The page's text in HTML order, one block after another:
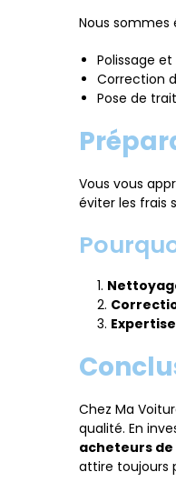
Nous sommes
Polissage
Correction
Pose de
Vous vous
éviter les frais
Chez Ma
qualité. En
acheteurs
attire toujours